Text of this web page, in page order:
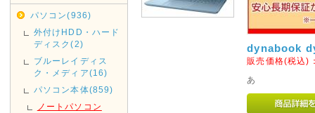
パソコン(936)
外付けHDD・ハード
ディスク(2)
ブルーレイディス
ク・メディア(16)
パソコン本体(859)
ノートパソコン
G20大阪サミット開催に伴い
通規制がございます。その為
は、翌着指定をされましても
がございましたのでご指定さ
お、時間指定も出来ませんの
dynabook
販売価格(税込)
あ